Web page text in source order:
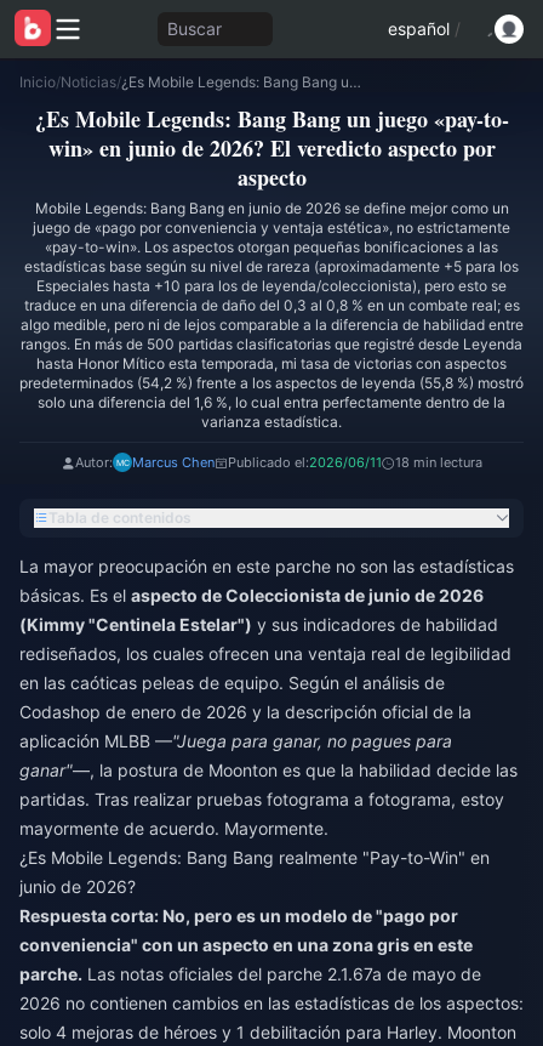
Buscar español /
Inicio/Noticias/ ¿Es Mobile Legends: Bang Bang un juego «pay-to-win» en junio de 2026? El veredicto aspecto por aspecto
¿Es Mobile Legends: Bang Bang un juego «pay-to-
win» en junio de 2026? El veredicto aspecto por
aspecto
Mobile Legends: Bang Bang en junio de 2026 se define mejor como un
juego de «pago por conveniencia y ventaja estética», no estrictamente
«pay-to-win». Los aspectos otorgan pequeñas bonificaciones a las
estadísticas base según su nivel de rareza (aproximadamente +5 para los
Especiales hasta +10 para los de leyenda/coleccionista), pero esto se
traduce en una diferencia de daño del 0,3 al 0,8 % en un combate real; es
algo medible, pero ni de lejos comparable a la diferencia de habilidad entre
rangos. En más de 500 partidas clasificatorias que registré desde Leyenda
hasta Honor Mítico esta temporada, mi tasa de victorias con aspectos
predeterminados (54,2 %) frente a los aspectos de leyenda (55,8 %) mostró
solo una diferencia del 1,6 %, lo cual entra perfectamente dentro de la
varianza estadística.
Autor: Marcus Chen Publicado el:2026/06/11 18 min lectura
Tabla de contenidos
La mayor preocupación en este parche no son las estadísticas
básicas. Es el aspecto de Coleccionista de junio de 2026
(Kimmy "Centinela Estelar") y sus indicadores de habilidad
rediseñados, los cuales ofrecen una ventaja real de legibilidad
en las caóticas peleas de equipo. Según el análisis de
Codashop de enero de 2026 y la descripción oficial de la
aplicación MLBB —"Juega para ganar, no pagues para
ganar"—, la postura de Moonton es que la habilidad decide las
partidas. Tras realizar pruebas fotograma a fotograma, estoy
mayormente de acuerdo. Mayormente.
¿Es Mobile Legends: Bang Bang realmente "Pay-to-Win" en
junio de 2026?
Respuesta corta: No, pero es un modelo de "pago por
conveniencia" con un aspecto en una zona gris en este
parche. Las notas oficiales del parche 2.1.67a de mayo de
2026 no contienen cambios en las estadísticas de los aspectos:
solo 4 mejoras de héroes y 1 debilitación para Harley. Moonton